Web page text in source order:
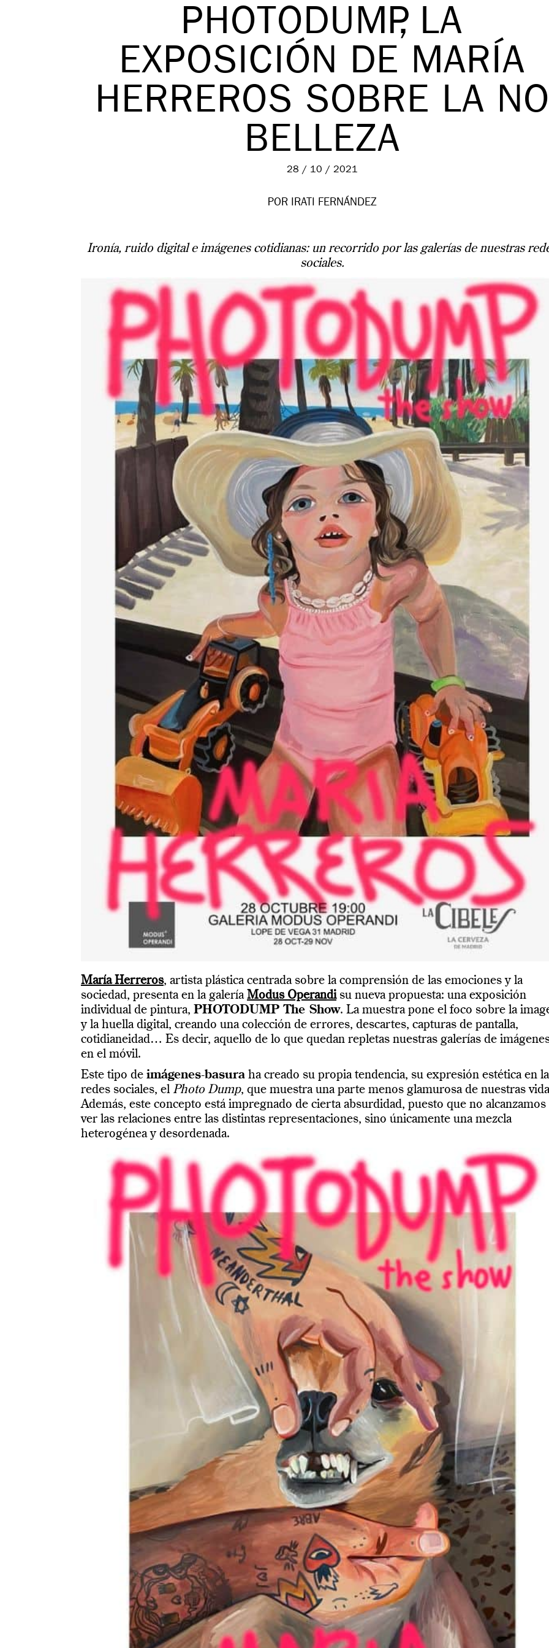
PHOTODUMP, LA
EXPOSICIÓN DE MARÍA
HERREROS SOBRE LA NO
BELLEZA
28 / 10 / 2021
POR IRATI FERNÁNDEZ
Ironía, ruido digital e imágenes cotidianas: un recorrido por las galerías de nuestras
sociales.
María Herreros, artista plástica centrada sobre la comprensión de las emociones y la
sociedad, presenta en la galería Modus Operandisu nueva propuesta: una exposición
individual de pintura, PHOTODUMP The Show. La muestra pone el foco sobre la
y la huella digital, creando una colección de errores, descartes, capturas de pantalla,
cotidianeidad… Es decir, aquello de lo que quedan repletas nuestras galerías de
en el móvil.
Este tipo de imágenes-basura ha creado su propia tendencia, su expresión estética en
redes sociales, el Photo Dump, que muestra una parte menos glamurosa de nuestras
Además, este concepto está impregnado de cierta absurdidad, puesto que no alcanzamos
ver las relaciones entre las distintas representaciones, sino únicamente una mezcla
heterogénea y desordenada.